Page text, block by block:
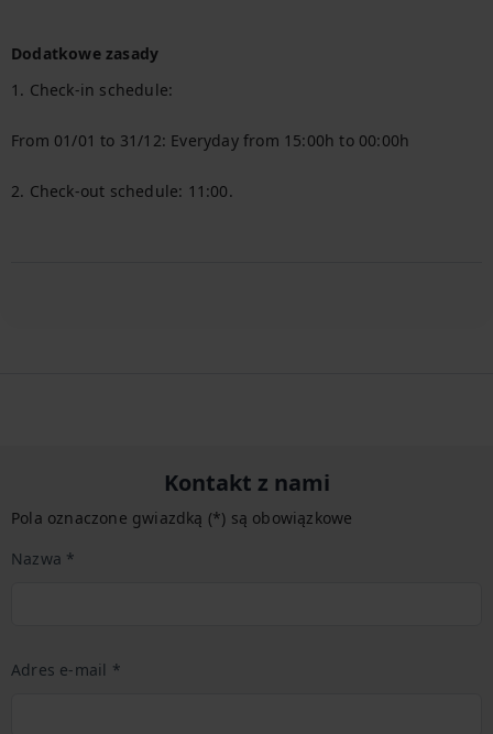
Dodatkowe zasady
1. Check-in schedule:
From 01/01 to 31/12: Everyday from 15:00h to 00:00h
2. Check-out schedule: 11:00.
Kontakt z nami
Pola oznaczone gwiazdką (*) są obowiązkowe
Nazwa *
Adres e-mail *